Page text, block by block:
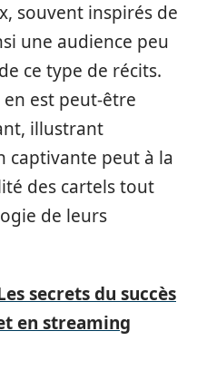
souvent inspirés de
une audience peu
ce type de récits.
en est peut-être
illustrant
captivante peut à la
des cartels tout
de leurs
secrets du succès
en streaming